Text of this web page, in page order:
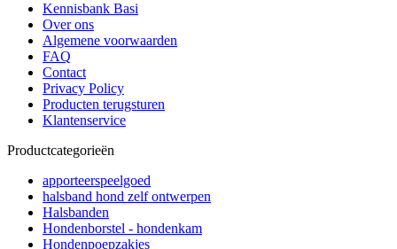
Kennisbank Basi
Over ons
Algemene voorwaarden
FAQ
Contact
Privacy Policy
Producten terugsturen
Klantenservice
Productcategorieën
apporteerspeelgoed
halsband hond zelf ontwerpen
Halsbanden
Hondenborstel - hondenkam
Hondenpoepzakjes